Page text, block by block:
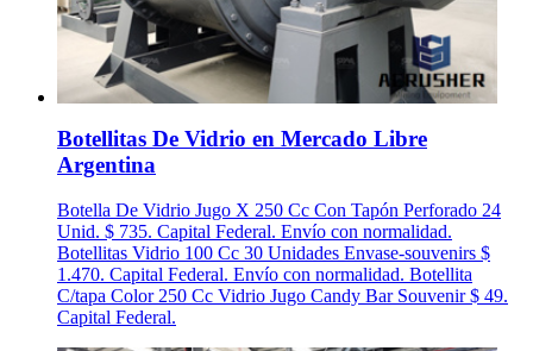
Botellitas De Vidrio en Mercado Libre
Argentina
Botella De Vidrio Jugo X 250 Cc Con Tapón Perforado 24
Unid. $ 735. Capital Federal. Envío con normalidad.
Botellitas Vidrio 100 Cc 30 Unidades Envase-souvenirs $
1.470. Capital Federal. Envío con normalidad. Botellita
C/tapa Color 250 Cc Vidrio Jugo Candy Bar Souvenir $ 49.
Capital Federal.